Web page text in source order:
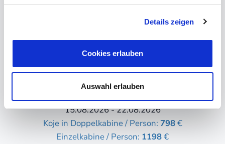
Details zeigen
Cookies erlauben
Auswahl erlauben
Katamaransegeltörn Lefkas / Südionisches Meer
(LEFK)
15.08.2026 - 22.08.2026
Koje in Doppelkabine / Person: 798€
Einzelkabine / Person: 1198€